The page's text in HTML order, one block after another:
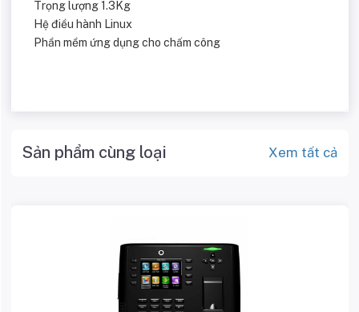
Trọng lượng 1.3Kg
Hệ điều hành Linux
Phần mềm ứng dụng cho chấm công
Sản phẩm cùng loại Xem tất cả